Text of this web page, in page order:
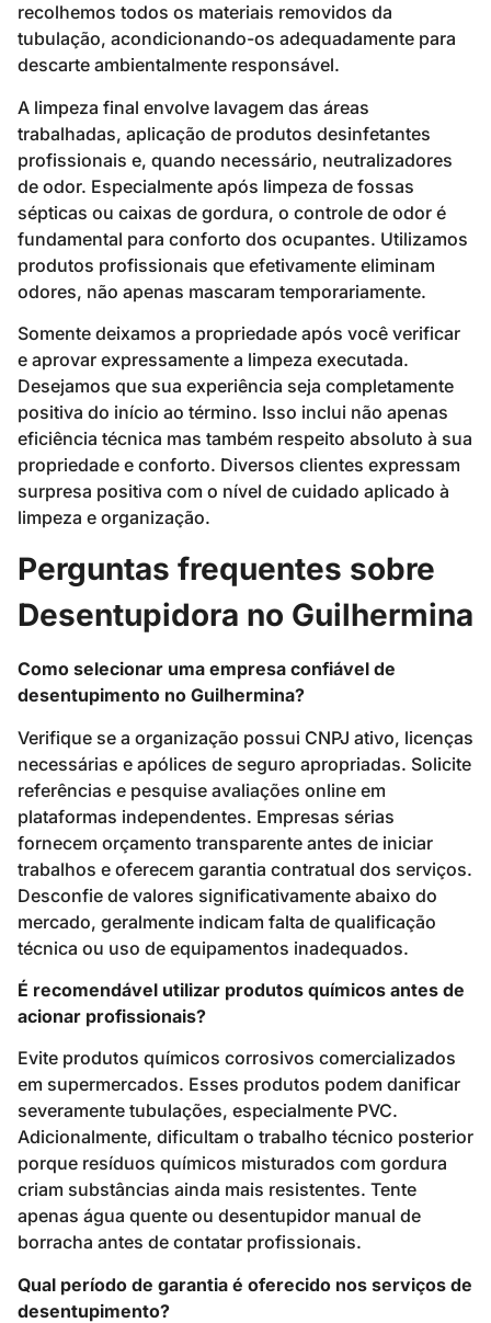
recolhemos todos os materiais removidos da
tubulação, acondicionando-os adequadamente para
descarte ambientalmente responsável.
A limpeza final envolve lavagem das áreas
trabalhadas, aplicação de produtos desinfetantes
profissionais e, quando necessário, neutralizadores
de odor. Especialmente após limpeza de fossas
sépticas ou caixas de gordura, o controle de odor é
fundamental para conforto dos ocupantes. Utilizamos
produtos profissionais que efetivamente eliminam
odores, não apenas mascaram temporariamente.
Somente deixamos a propriedade após você verificar
e aprovar expressamente a limpeza executada.
Desejamos que sua experiência seja completamente
positiva do início ao término. Isso inclui não apenas
eficiência técnica mas também respeito absoluto à sua
propriedade e conforto. Diversos clientes expressam
surpresa positiva com o nível de cuidado aplicado à
limpeza e organização.
Perguntas frequentes sobre
Desentupidora no Guilhermina
Como selecionar uma empresa confiável de
desentupimento no Guilhermina?
Verifique se a organização possui CNPJ ativo, licenças
necessárias e apólices de seguro apropriadas. Solicite
referências e pesquise avaliações online em
plataformas independentes. Empresas sérias
fornecem orçamento transparente antes de iniciar
trabalhos e oferecem garantia contratual dos serviços.
Desconfie de valores significativamente abaixo do
mercado, geralmente indicam falta de qualificação
técnica ou uso de equipamentos inadequados.
É recomendável utilizar produtos químicos antes de
acionar profissionais?
Evite produtos químicos corrosivos comercializados
em supermercados. Esses produtos podem danificar
severamente tubulações, especialmente PVC.
Adicionalmente, dificultam o trabalho técnico posterior
porque resíduos químicos misturados com gordura
criam substâncias ainda mais resistentes. Tente
apenas água quente ou desentupidor manual de
borracha antes de contatar profissionais.
Qual período de garantia é oferecido nos serviços de
desentupimento?